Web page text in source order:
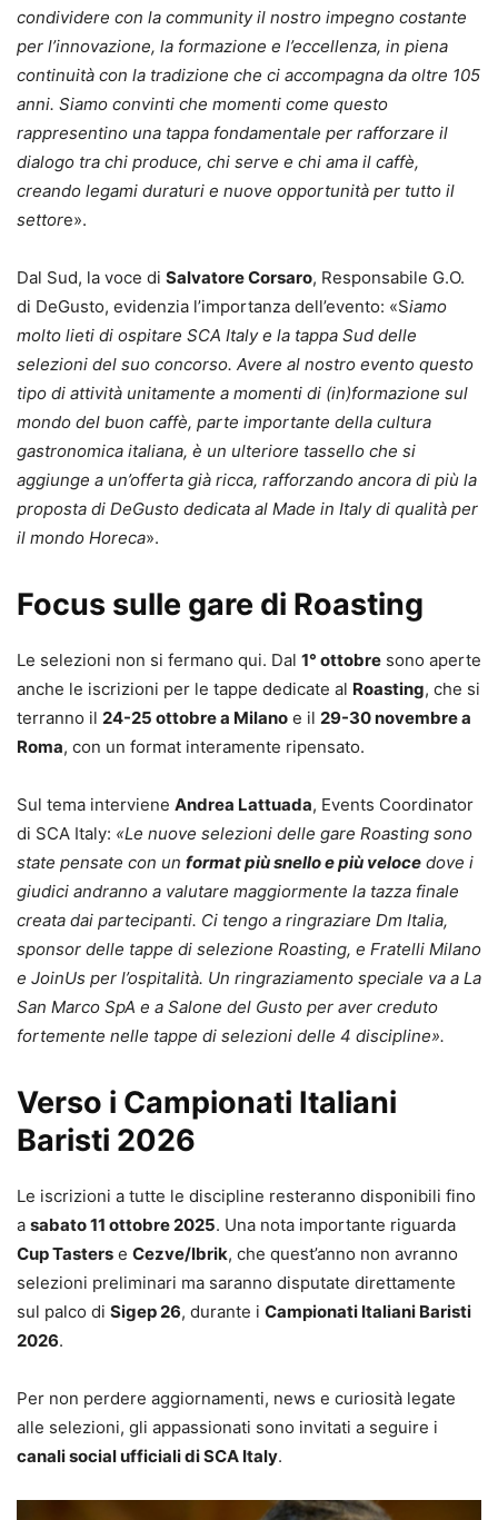
condividere con la community il nostro impegno costante
per l’innovazione, la formazione e l’eccellenza, in piena
continuità con la tradizione che ci accompagna da oltre 105
anni. Siamo convinti che momenti come questo
rappresentino una tappa fondamentale per rafforzare il
dialogo tra chi produce, chi serve e chi ama il caffè,
creando legami duraturi e nuove opportunità per tutto il
settore».
Dal Sud, la voce di Salvatore Corsaro, Responsabile G.O.
di DeGusto, evidenzia l’importanza dell’evento: «Siamo
molto lieti di ospitare SCA Italy e la tappa Sud delle
selezioni del suo concorso. Avere al nostro evento questo
tipo di attività unitamente a momenti di (in)formazione sul
mondo del buon caffè, parte importante della cultura
gastronomica italiana, è un ulteriore tassello che si
aggiunge a un’offerta già ricca, rafforzando ancora di più la
proposta di DeGusto dedicata al Made in Italy di qualità per
il mondo Horeca».
Focus sulle gare di Roasting
Le selezioni non si fermano qui. Dal 1° ottobre sono aperte
anche le iscrizioni per le tappe dedicate al Roasting, che si
terranno il 24-25 ottobre a Milano e il 29-30 novembre a
Roma, con un format interamente ripensato.
Sul tema interviene Andrea Lattuada, Events Coordinator
di SCA Italy: «Le nuove selezioni delle gare Roasting sono
state pensate con un format più snello e più veloce dove i
giudici andranno a valutare maggiormente la tazza finale
creata dai partecipanti. Ci tengo a ringraziare Dm Italia,
sponsor delle tappe di selezione Roasting, e Fratelli Milano
e JoinUs per l’ospitalità. Un ringraziamento speciale va a La
San Marco SpA e a Salone del Gusto per aver creduto
fortemente nelle tappe di selezioni delle 4 discipline».
Verso i Campionati Italiani
Baristi 2026
Le iscrizioni a tutte le discipline resteranno disponibili fino
a sabato 11 ottobre 2025. Una nota importante riguarda
Cup Tasters e Cezve/Ibrik, che quest’anno non avranno
selezioni preliminari ma saranno disputate direttamente
sul palco di Sigep 26, durante i Campionati Italiani Baristi
2026.
Per non perdere aggiornamenti, news e curiosità legate
alle selezioni, gli appassionati sono invitati a seguire i
canali social ufficiali di SCA Italy.